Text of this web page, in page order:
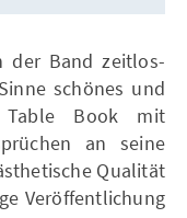
der Band zeitlos-
schönes und
Table Book mit
an seine
Qualität
Veröffentlichung